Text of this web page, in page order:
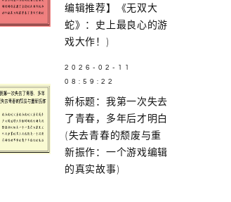
编辑推荐】《无双大
蛇》：史上最良心的游
戏大作！)
2026-02-11
08:59:22
新标题：我第一次失去
了青春，多年后才明白
(失去青春的颓废与重
新振作：一个游戏编辑
的真实故事)